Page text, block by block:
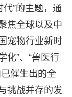
”的主题，通
焦全球以及中
宠物行业新时
化”、“兽医行
催生出的全
挑战并存的发